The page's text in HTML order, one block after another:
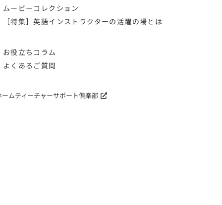
ムービーコレクション
［特集］英語インストラクターの活躍の場とは
お役立ちコラム
よくあるご質問
ームティーチャーサポート倶楽部